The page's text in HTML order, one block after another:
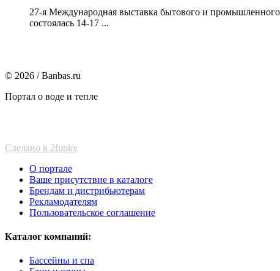
27-я Международная выставка бытового и
состоялась 14-17 ...
© 2026 / Banbas.ru
Портал о воде и тепле
Сделано в 2funky
О портале
Ваше присутствие в каталоге
Брендам и дистрибьютерам
Рекламодателям
Пользовательское соглашение
Каталог компаний:
Бассейны и спа